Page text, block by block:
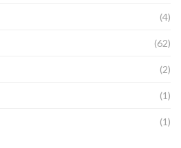
(4)
(62)
(2)
(1)
(1)